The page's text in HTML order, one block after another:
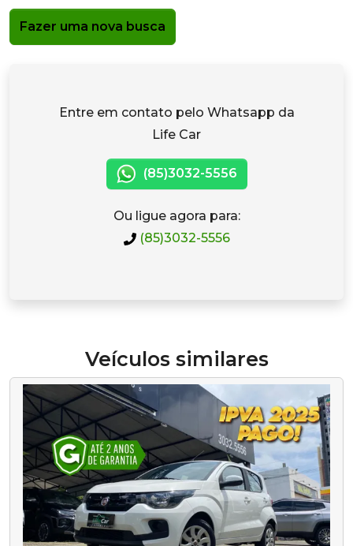
Fazer uma nova busca
Entre em contato pelo Whatsapp da
Life Car
(85)3032-5556
Ou ligue agora para:
(85)3032-5556
Veículos similares